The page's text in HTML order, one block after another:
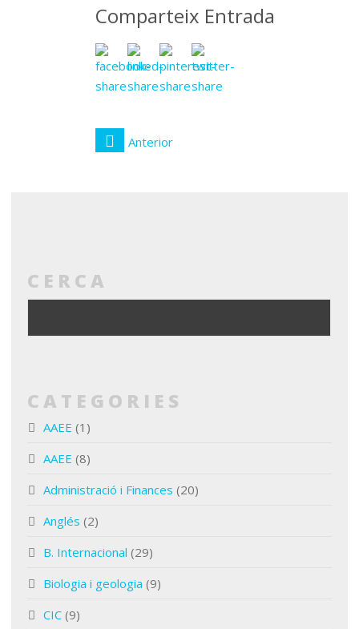
Comparteix Entrada
Anterior
CERCA
CATEGORIES
AAEE (1)
AAEE (8)
Administració i Finances (20)
Anglés (2)
B. Internacional (29)
Biologia i geologia (9)
CIC (9)